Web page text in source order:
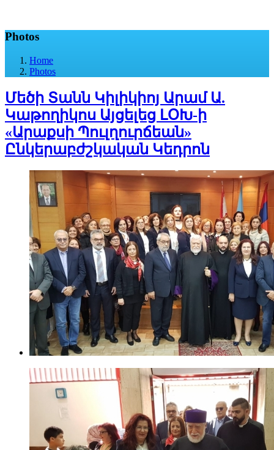
Photos
Home
Photos
Մեծի Տանն Կիլիկիոյ Արամ Ա.
Կաթողիկոս Այցելեց ԼՕԽ-ի
«Արաքսի Պուլղուրճեան»
Ընկերաբժշկական Կեդրոն